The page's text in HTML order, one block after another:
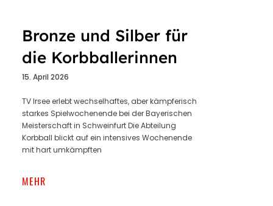
Bronze und Silber für
die Korbballerinnen
15. April 2026
TV Irsee erlebt wechselhaftes, aber kämpferisch
starkes Spielwochenende bei der Bayerischen
Meisterschaft in Schweinfurt Die Abteilung
Korbball blickt auf ein intensives Wochenende
mit hart umkämpften
MEHR